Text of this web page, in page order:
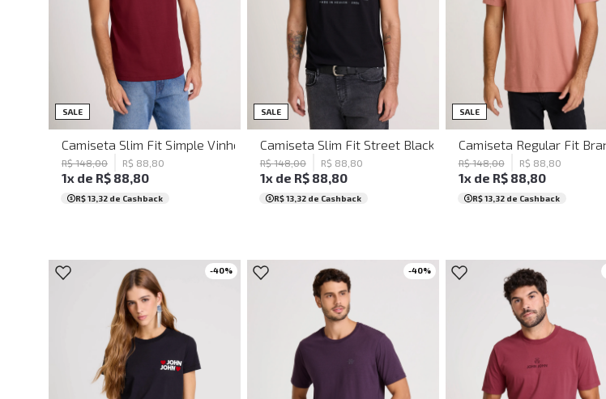
SALE PP P M G GG
Camiseta Slim Fit Simple Vinho John John Masculina
R$ 148,00 R$ 88 80
1x de R$ 88,80
R$ 13,32 de Cashback
SALE P GG
Camiseta Slim Fit Street Black John John Masculina
R$ 148,00 R$ 88 80
1x de R$ 88,80
R$ 13,32de Cashback
SALE P G GG
Camiseta Regular Fit
R$ 148,00 R$ 88 80
1x de R$ 88,80
R$ 13,32de Cashback
-40% -40%